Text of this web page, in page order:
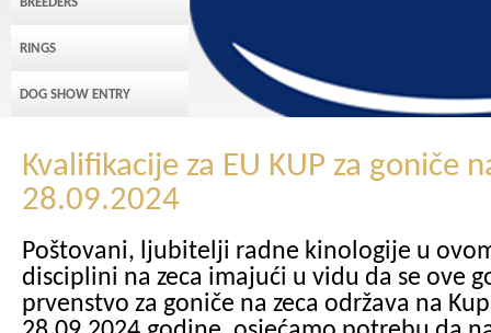
RINGS
DOG SHOW ENTRY
Kvalifikacije za EU KUP za goniče
28.09.2024
Poštovani, ljubitelji radne kinologije u
disciplini na zeca imajući u vidu da se ove
prvenstvo za goniče na zeca održava na